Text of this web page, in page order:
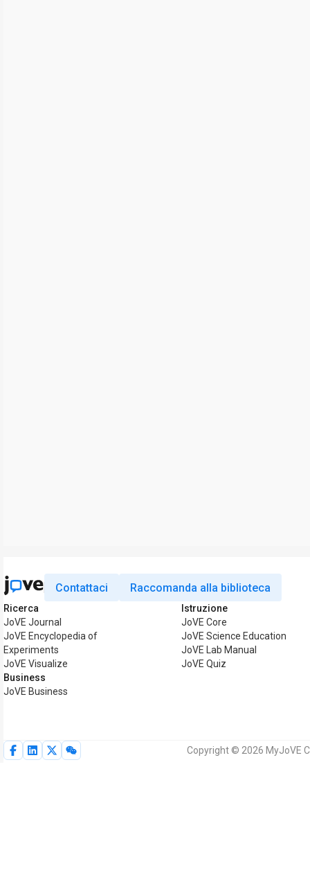
Contattaci Raccomanda alla biblioteca
Ricerca
JoVE Journal
JoVE Encyclopedia of
Experiments
JoVE Visualize
Business
JoVE Business
Istruzione
JoVE Core
JoVE Science Education
JoVE Lab Manual
JoVE Quiz
Copyright © 2026 MyJoVE